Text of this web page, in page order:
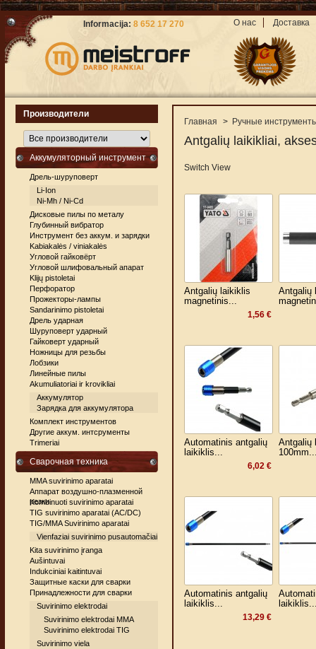
О нас Доставка
Informacija: 8 652 17 270
Производители
Аккумуляторный инструмент
Дрель-шуруповерт
Li-Ion
Ni-Mh / Ni-Cd
Дисковые пилы по металу
Глубинный вибратор
Инструмент без аккум. и зарядки
Kabiakalės / viniakalės
Угловой гайковёрт
Угловой шлифовальный апарат
Klijų pistoletai
Перфоратор
Прожекторы-лампы
Sandarinimo pistoletai
Дрель ударная
Шуруповерт ударный
Гайковерт ударный
Ножницы для резьбы
Лобзики
Линейные пилы
Akumuliatoriai ir krovikliai
Аккумулятор
Зарядка для аккумулятора
Комплект инструментов
Другие аккум. интсрументы
Trimeriai
Сварочная техника
MMA suvirinimo aparatai
Аппарат воздушно-плазменной
резки
Kombinuoti suvirinimo aparatai
TIG suvirinimo aparatai (AC/DC)
TIG/MMA Suvirinimo aparatai
Vienfaziai suvirinimo pusautomačiai
Kita suvirinimo įranga
Aušintuvai
Indukciniai kaitintuvai
Защитные каски для сварки
Принадлежности для сварки
Suvirinimo elektrodai
Suvirinimo elektrodai MMA
Suvirinimo elektrodai TIG
Suvirinimo viela
Главная > Ручные
Antgalių laikikliai,
Switch View
Antgalių laikiklis
magnetinis...
1,56 €
Antgalių
Automatinis antgalių
laikiklis...
6,02 €
Antgalių
Automatinis antgalių
laikiklis...
13,29 €